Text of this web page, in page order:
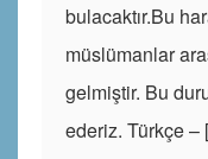
bulacaktır.Bu
müslümanlar
gelmiştir. Bu
ederiz. Türkçe